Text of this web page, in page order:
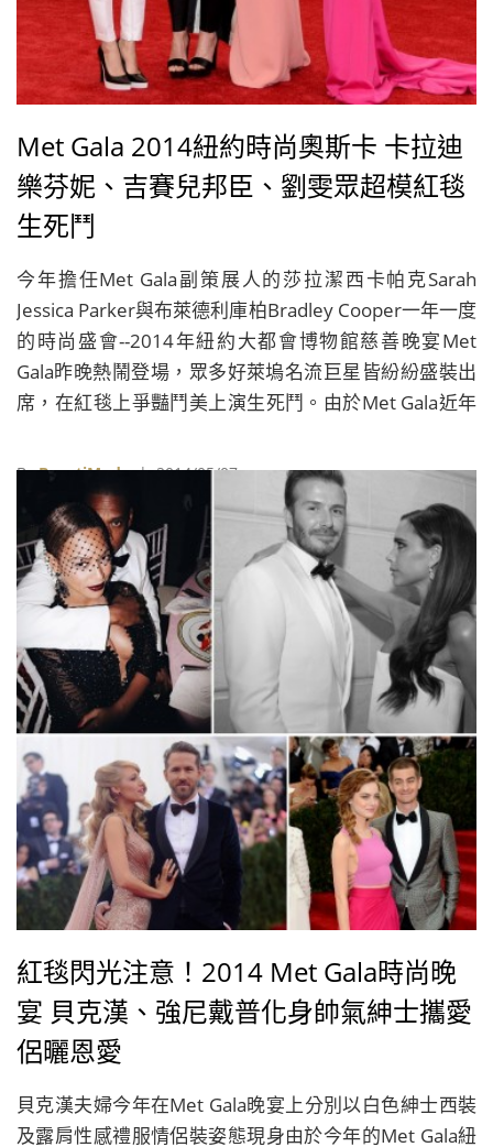
Met Gala 2014紐約時尚奧斯卡 卡拉迪
樂芬妮、吉賽兒邦臣、劉雯眾超模紅毯
生死鬥
今年擔任Met Gala副策展人的莎拉潔西卡帕克Sarah
Jessica Parker與布萊德利庫柏Bradley Cooper一年一度
的時尚盛會--2014年紐約大都會博物館慈善晚宴Met
Gala昨晚熱鬧登場，眾多好萊塢名流巨星皆紛紛盛裝出
席，在紅毯上爭豔鬥美上演生死鬥。由於Met Gala近年
任活動主席，因此現場除了看得到大牌名流藝人外，時
尚圈重量級設計師與眾多超模，像是美國A咖設計師
Michael Kors、Tommy Hilfiger、時尚金童Tom Ford、
「小馬哥」Marc Jacobs；搞怪超模卡拉迪樂芬妮Cara
Delevigne、布萊德利庫柏嫩模女友Suki Waterhouse、
近來轉戰戲劇圈的凱特阿普頓Kate Upton、黑珍珠娜歐
蜜坎貝兒Naomi Campbell、傳奇超模吉賽兒邦臣Gisele
Bundchen、頂著標誌大紅法的&
ByBeautiMode| 2014/05/07
紅毯閃光注意！2014 Met Gala時尚晚
宴 貝克漢、強尼戴普化身帥氣紳士攜愛
侶曬恩愛
貝克漢夫婦今年在Met Gala晚宴上分別以白色紳士西裝
及露肩性感禮服情侶裝姿態現身由於今年的Met Gala紐